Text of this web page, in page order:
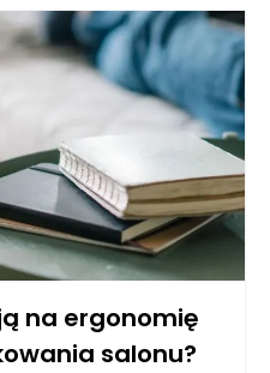
przekłada się na wzrost
efektywności całej
komunikację między
istotne w czasach zdalnej
na ergonomię
salonu?